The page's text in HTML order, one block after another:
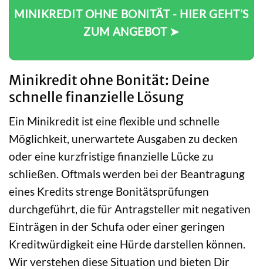
MINIKREDIT OHNE BONITÄT - HIER GEHT’S
ZUM ANGEBOT ➤
Minikredit ohne Bonität: Deine
schnelle finanzielle Lösung
Ein Minikredit ist eine flexible und schnelle
Möglichkeit, unerwartete Ausgaben zu decken
oder eine kurzfristige finanzielle Lücke zu
schließen. Oftmals werden bei der Beantragung
eines Kredits strenge Bonitätsprüfungen
durchgeführt, die für Antragsteller mit negativen
Einträgen in der Schufa oder einer geringen
Kreditwürdigkeit eine Hürde darstellen können.
Wir verstehen diese Situation und bieten Dir